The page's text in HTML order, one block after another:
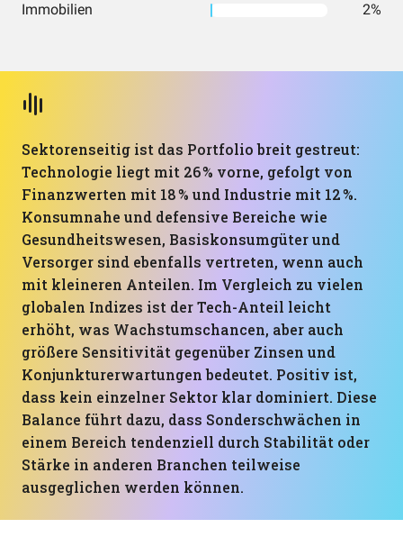
Immobilien 2%
Sektorenseitig ist das Portfolio breit gestreut:
Technologie liegt mit 26 % vorne, gefolgt von
Finanzwerten mit 18 % und Industrie mit 12 %.
Konsumnahe und defensive Bereiche wie
Gesundheitswesen, Basiskonsumgüter und
Versorger sind ebenfalls vertreten, wenn auch
mit kleineren Anteilen. Im Vergleich zu vielen
globalen Indizes ist der Tech-Anteil leicht
erhöht, was Wachstumschancen, aber auch
größere Sensitivität gegenüber Zinsen und
Konjunkturerwartungen bedeutet. Positiv ist,
dass kein einzelner Sektor klar dominiert. Diese
Balance führt dazu, dass Sonderschwächen in
einem Bereich tendenziell durch Stabilität oder
Stärke in anderen Branchen teilweise
ausgeglichen werden können.